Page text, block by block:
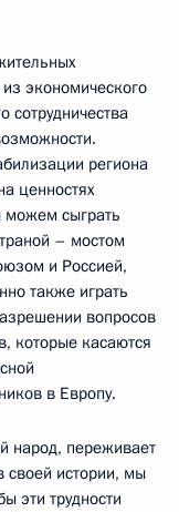
экономического
сотрудничества
региона
ценностях
можем сыграть
– мостом
и Россией,
также играть
вопросов
которые касаются
в Европу.
народ, переживает
своей истории, мы
эти трудности